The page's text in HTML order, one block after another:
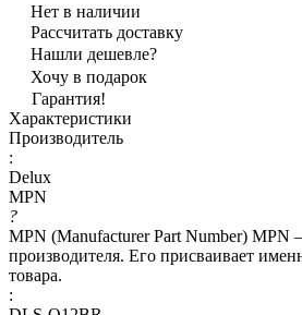
Нет в наличии
Рассчитать доставку
Нашли дешевле?
Хочу в подарок
Гарантия!
Характеристики
Производитель
:
Delux
MPN
?
MPN (Manufacturer Part Number) MPN
производителя. Его присваивает
товара.
: